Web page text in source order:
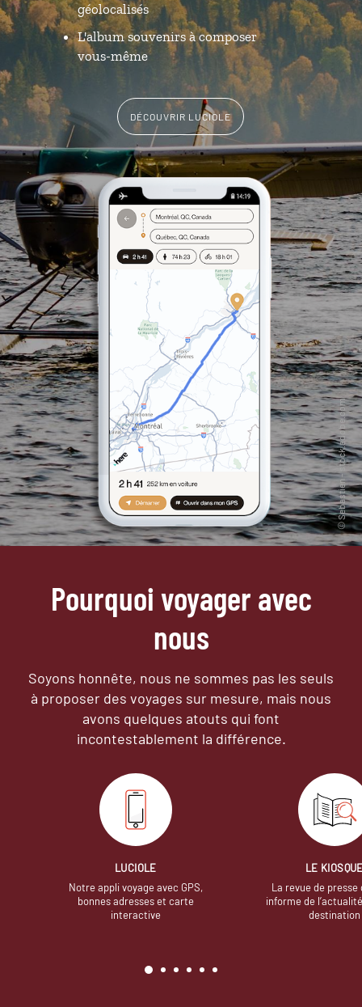
géolocalisés
L'album souvenirs à composer
vous-même
DÉCOUVRIR LUCIOLE
Pourquoi voyager avec
nous
Soyons honnête, nous ne sommes pas les seuls
à proposer des voyages sur mesure, mais nous
avons quelques atouts qui font
incontestablement la différence.
LUCIOLE
Notre appli voyage avec GPS,
bonnes adresses et carte
interactive
LE
La revue de presse
informe de
destination